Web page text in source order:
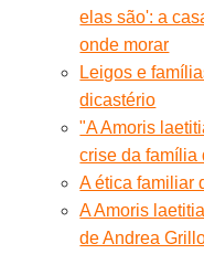
elas são': a
onde morar
Leigos e
dicastério
"A Amoris
crise da família
A ética familiar
A Amoris
de Andrea